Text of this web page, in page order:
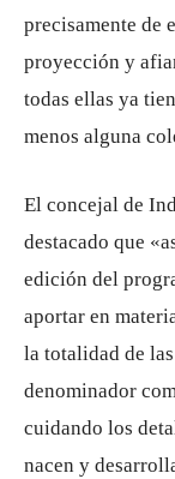
precisamente de
proyección y
todas ellas ya
menos alguna
El concejal de
destacado que
edición del
aportar en
la totalidad de
denominador
cuidando los
nacen y